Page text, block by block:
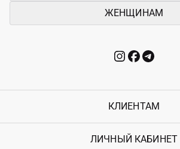
ЖЕНЩИНАМ
КЛИЕНТАМ
Контакты
ЛИЧНЫЙ КАБИНЕТ